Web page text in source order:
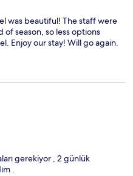
was beautiful! The staff were
of season, so less options
Enjoy our stay! Will go again.
gerekiyor , 2 günlük
.